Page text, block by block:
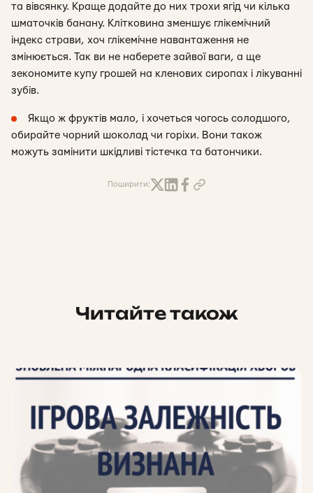
та вівсянку. Краще додайте до них трохи ягід чи кілька
шматочків банану. Клітковина зменшує глікемічний
індекс страви, хоч глікемічне навантаження не
змінюється. Так ви не наберете зайвої ваги, а ще
зекономите купу грошей на кленових сиропах і лікуванні
зубів.
Якщо ж фруктів мало, і хочеться чогось солодшого,
обирайте чорний шоколад чи горіхи. Вони також
можуть замінити шкідливі тістечка та батончики.
Поширити:
Читайте також